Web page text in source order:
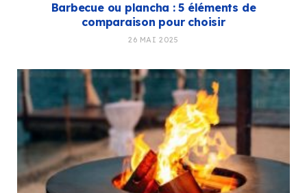
Barbecue ou plancha : 5 éléments de
comparaison pour choisir
26 MAI 2025